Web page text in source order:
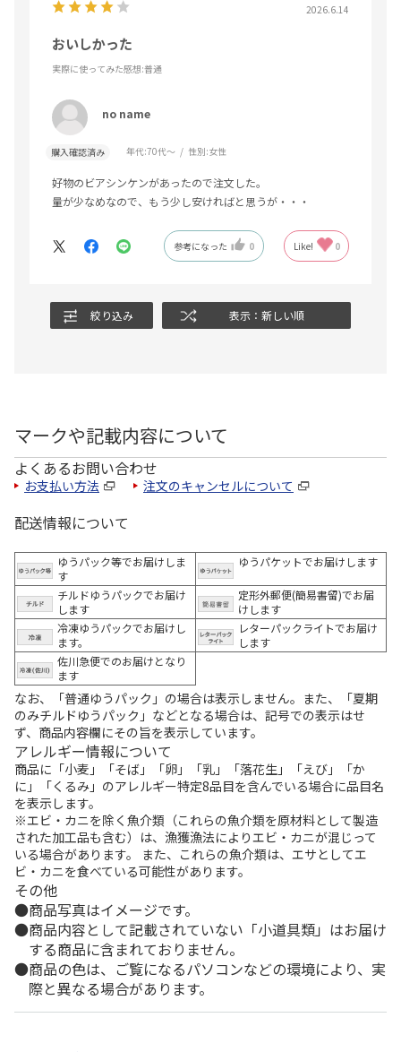
2026.6.14
おいしかった
実際に使ってみた感想:普通
no name
購入確認済み 年代:70代～ 性別:女性
好物のビアシンケンがあったので注文した。
量が少なめなので、もう少し安ければと思うが・・・
参考になった 0 Like! 0
絞り込み 表示：新しい順
マークや記載内容について
よくあるお問い合わせ
お支払い方法 注文のキャンセルについて
配送情報について
ゆうパック等でお届けしま
す
ゆうパケットでお届けします
チルドゆうパックでお届け
します
定形外郵便(簡易書留)でお届
けします
冷凍ゆうパックでお届けし
ます。
レターパックライトでお届け
します
佐川急便でのお届けとなり
ます
なお、「普通ゆうパック」の場合は表示しません。また、「夏期
のみチルドゆうパック」などとなる場合は、記号での表示はせ
ず、商品内容欄にその旨を表示しています。
アレルギー情報について
商品に「小麦」「そば」「卵」「乳」「落花生」「えび」「か
に」「くるみ」のアレルギー特定8品目を含んでいる場合に品目名
を表示します。
※エビ・カニを除く魚介類（これらの魚介類を原材料として製造
された加工品も含む）は、漁獲漁法によりエビ・カニが混じって
いる場合があります。 また、これらの魚介類は、エサとしてエ
ビ・カニを食べている可能性があります。
その他
商品写真はイメージです。
商品内容として記載されていない「小道具類」はお届け
する商品に含まれておりません。
商品の色は、ご覧になるパソコンなどの環境により、実
際と異なる場合があります。